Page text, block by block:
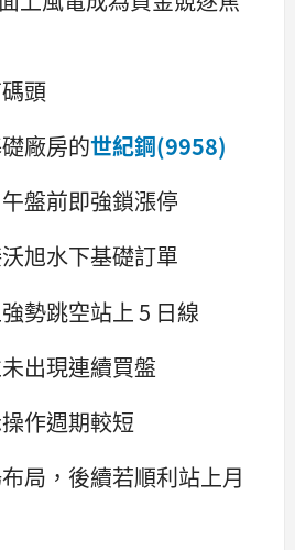
頭
廠房的世紀鋼(9958)
盤前即強鎖漲停
旭水下基礎訂單
勢跳空站上 5 日線
出現連續買盤
作週期較短
局，後續若順利站上月